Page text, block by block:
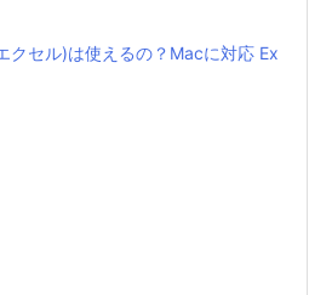
クセル)は使えるの？Macに対応 Ex